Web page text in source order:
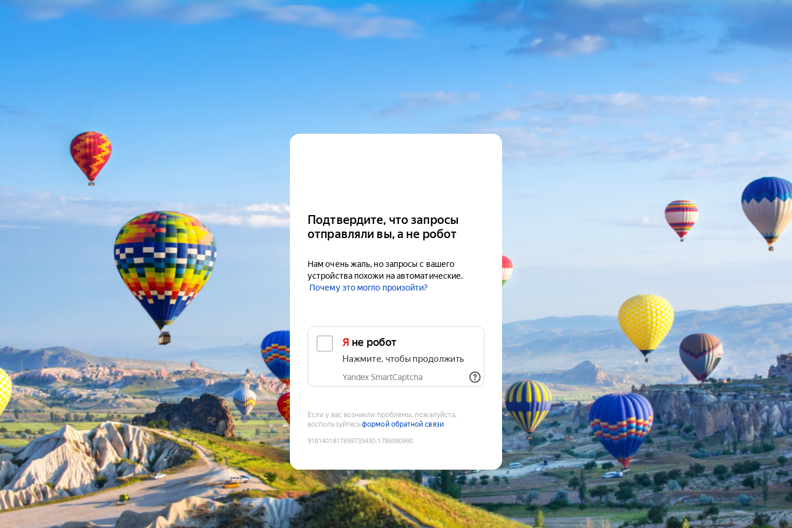
Подтвердите, что запросы
отправляли вы, а не робот
Нам очень жаль, но запросы с вашего
устройства похожи на автоматические.
Почему это могло произойти?
Я не робот
Нажмите, чтобы продолжить
Yandex SmartCaptcha
Если у вас возникли проблемы, пожалуйста,
воспользуйтесьформой обратной связи
9181401817699733430:1786080990